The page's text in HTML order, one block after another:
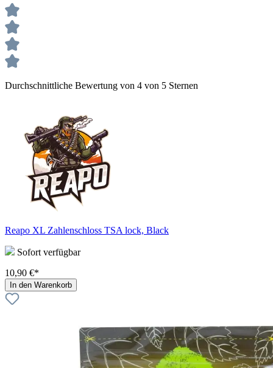
Durchschnittliche Bewertung von 4 von 5 Sternen
Reapo XL Zahlenschloss TSA lock, Black
Sofort verfügbar
10,90 €*
In den Warenkorb